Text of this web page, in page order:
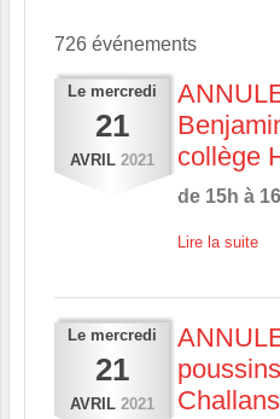
726 événements
Le mercredi
21
AVRIL 2021
collège
de 15h à
Lire la suite
Le mercredi
21
AVRIL 2021
Challans